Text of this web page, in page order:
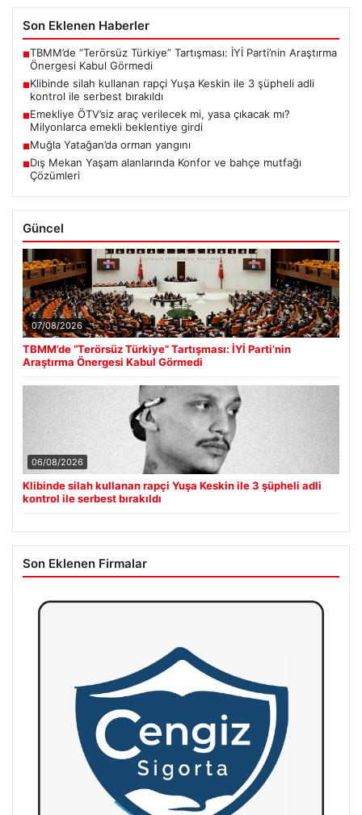
Son Eklenen Haberler
■TBMM’de “Terörsüz Türkiye” Tartışması: İYİ Parti’nin Araştırma
Önergesi Kabul Görmedi
■Klibinde silah kullanan rapçi Yuşa Keskin ile 3 şüpheli adli
kontrol ile serbest bırakıldı
■Emekliye ÖTV’siz araç verilecek mi, yasa çıkacak mı?
Milyonlarca emekli beklentiye girdi
■Muğla Yatağan’da orman yangını
■Dış Mekan Yaşam alanlarında Konfor ve bahçe mutfağı
Çözümleri
Güncel
07/08/2026
TBMM’de “Terörsüz Türkiye” Tartışması: İYİ Parti’nin
Araştırma Önergesi Kabul Görmedi
06/08/2026
Klibinde silah kullanan rapçi Yuşa Keskin ile 3 şüpheli adli
kontrol ile serbest bırakıldı
Son Eklenen Firmalar